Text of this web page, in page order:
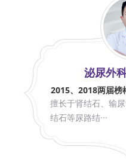
泌尿外
2015、2018两届榜
擅长于肾结石、输
结石等尿路结···